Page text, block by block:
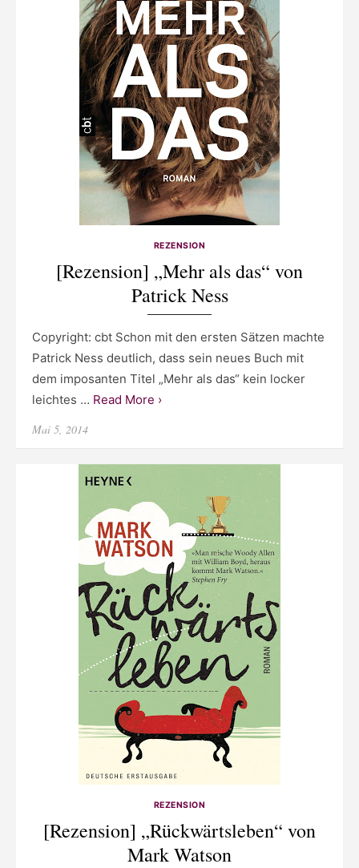
REZENSION
[Rezension] „Mehr als das“ von
Patrick Ness
Copyright: cbt Schon mit den ersten Sätzen machte
Patrick Ness deutlich, dass sein neues Buch mit
dem imposanten Titel „Mehr als das“ kein locker
leichtes … Read More ›
Posted
Mai 5, 2014
REZENSION
[Rezension] „Rückwärtsleben“ von
Mark Watson